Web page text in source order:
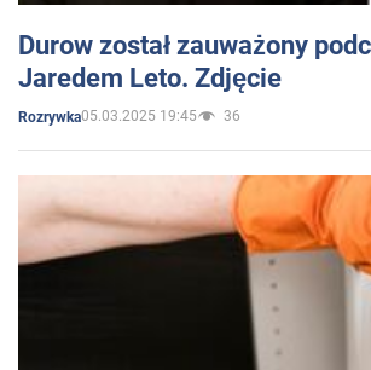
Durow został zauważony
Jaredem Leto. Zdjęcie
Rozrywka05.03.2025 19:45 36